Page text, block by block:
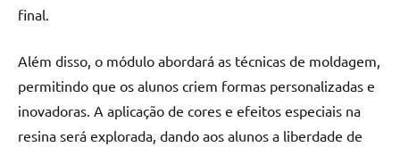
final.
Além disso, o módulo abordará as técnicas de moldagem,
permitindo que os alunos criem formas personalizadas e
inovadoras. A aplicação de cores e efeitos especiais na
resina será explorada, dando aos alunos a liberdade de